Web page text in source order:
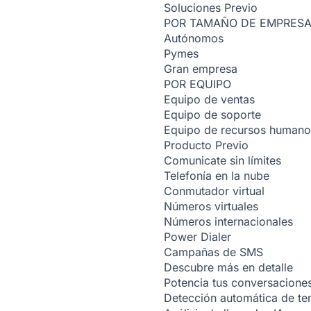
Soluciones Previo
POR TAMAÑO DE EMPRESA
Autónomos
Pymes
Gran empresa
POR EQUIPO
Equipo de ventas
Equipo de soporte
Equipo de recursos
Producto Previo
Comunicate sin límites
Telefonía en la nube
Conmutador virtual
Números virtuales
Números internacionales
Power Dialer
Campañas de SMS
Descubre más en detalle
Potencia tus
Detección automática de